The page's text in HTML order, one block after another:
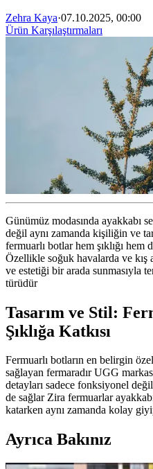
Zehra Kaya·07.10.2025, 00:00
Ürün Karşılaştırmaları
Günümüz modasında ayakkabı
değil aynı zamanda kişiliğin ve
fermuarlı botlar hem şıklığı hem
Özellikle soğuk havalarda ve
ve estetiği bir arada sunmasıyla
türüdür
Tasarım ve Stil:
Şıklığa Katkısı
Fermuarlı botların en belirgin
sağlayan fermaradır UGG
detayları sadece fonksiyonel
de sağlar Zira fermuarlar
katarken aynı zamanda kolay
Ayrıca Bakınız